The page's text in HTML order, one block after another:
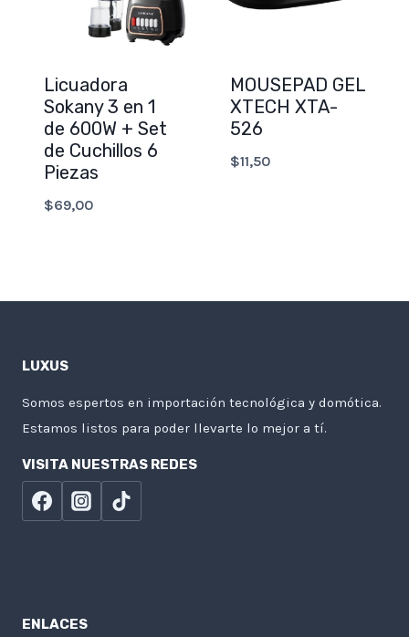
Licuadora
Sokany 3 en 1
de 600W + Set
de Cuchillos 6
Piezas
$69,00
MOUSEPAD GEL
XTECH XTA-
526
$11,50
LUXUS
Somos espertos en importación tecnológica y domótica.
Estamos listos para poder llevarte lo mejor a tí.
VISITA NUESTRAS REDES
ENLACES